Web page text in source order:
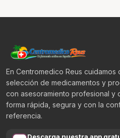
En Centromedico Reus cuidamos
selección de medicamentos y
con asesoramiento profesional y
forma rápida, segura y con la
referencia.